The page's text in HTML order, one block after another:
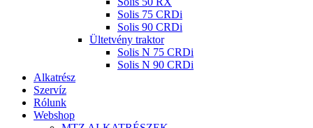
Solis 75 CRDi
Solis 90 CRDi
Ültetvény traktor
Solis N 75 CRDi
Solis N 90 CRDi
Alkatrész
Szervíz
Rólunk
Webshop